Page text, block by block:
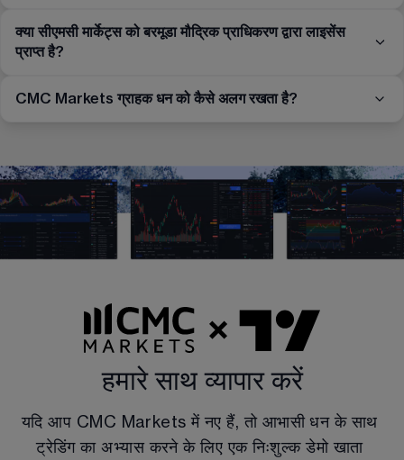
क्या सीएमसी मार्केट्स को बरमूडा मौद्रिक प्राधिकरण द्वारा लाइसेंस
प्राप्त है?
CMC Markets ग्राहक धन को कैसे अलग रखता है?
हमारे साथ व्यापार करें
यदि आप CMC Markets में नए हैं, तो आभासी धन के साथ
ट्रेडिंग का अभ्यास करने के लिए एक निःशुल्क डेमो खाता